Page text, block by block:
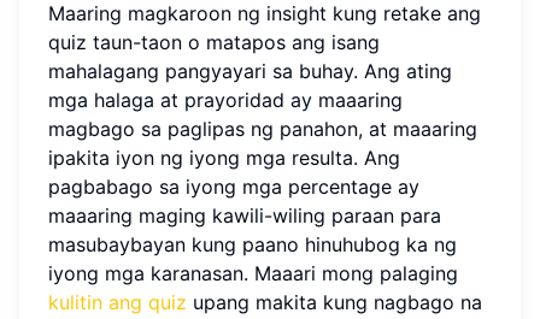
Maaring magkaroon ng insight kung retake ang
quiz taun-taon o matapos ang isang
mahalagang pangyayari sa buhay. Ang ating
mga halaga at prayoridad ay maaaring
magbago sa paglipas ng panahon, at maaaring
ipakita iyon ng iyong mga resulta. Ang
pagbabago sa iyong mga percentage ay
maaaring maging kawili-wiling paraan para
masubaybayan kung paano hinuhubog ka ng
iyong mga karanasan. Maaari mong palaging
kulitin ang quiz upang makita kung nagbago na